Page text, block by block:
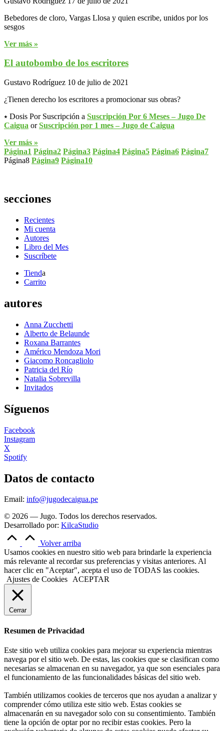
Bebedores de cloro, Vargas Llosa y quien escribe, unidos por los
sesgos
Ver más »
El autobombo de los escritores
Gustavo Rodríguez 10 de julio de 2021
¿Tienen derecho los escritores a promocionar sus obras?
⭑ Dosis Por Suscripción a Suscripción Por 6 Meses – Jugo De
Caigua orSuscripción por 1 mes – Jugo de Caigua
Ver más »
Página1 Página2 Página3 Página4 Página5 Página6 Página7
Página8 Página9 Página10
secciones
Recientes
Mi cuenta
Autores
Libro del Mes
Suscríbete
Tienda
Carrito
autores
Anna Zucchetti
Alberto de Belaunde
Roxana Barrantes
Américo Mendoza Mori
Giacomo Roncagliolo
Patricia del Río
Natalia Sobrevilla
Invitados
Síguenos
Facebook
Instagram
X
Spotify
Datos de contacto
Email: info@jugodecaigua.pe
© 2026 — Jugo. Todos los derechos reservados.
Desarrollado por: KilcaStudio
Volver arriba
Usamos cookies en nuestro sitio web para brindarle la experiencia
más relevante al recordar sus preferencias y visitas anteriores. Al
hacer clic en "Aceptar", acepta el uso de TODAS las cookies.
Ajustes de Cookies ACEPTAR
Cerrar
Resumen de Privacidad
Este sitio web utiliza cookies para mejorar su experiencia mientras
navega por el sitio web. De estas, las cookies que se clasifican como
necesarias se almacenan en su navegador, ya que son esenciales para
el funcionamiento de las funcionalidades básicas del sitio web.
También utilizamos cookies de terceros que nos ayudan a analizar y
comprender cómo utiliza este sitio web. Estas cookies se
almacenarán en su navegador solo con su consentimiento. También
tiene la opción de optar por no recibir estas cookies. Pero la